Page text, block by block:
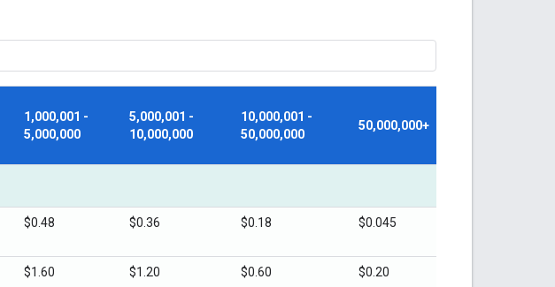
1,000,001 -
5,000,000
5,000,001 -
10,000,000
10,000,001 -
50,000,000
50,000,000+
$0.48 $0.36 $0.18 $0.045
$1.60 $1.20 $0.60 $0.20